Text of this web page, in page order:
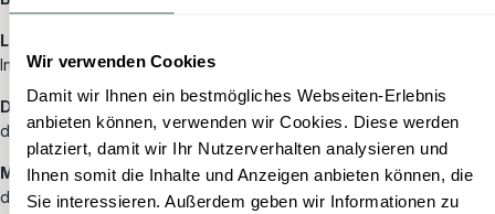
Wir verwenden Cookies
Damit wir Ihnen ein bestmögliches Webseiten-Erlebnis
anbieten können, verwenden wir Cookies. Diese werden
platziert, damit wir Ihr Nutzerverhalten analysieren und
Ihnen somit die Inhalte und Anzeigen anbieten können, die
Sie interessieren. Außerdem geben wir Informationen zu
Lieblingsbeschäftigung im Urlaub:
Insel Sal genießen.
Das bisher schönste Erlebnis auf den Kapverden:Selbst mit
dem Mietwagen die Insel Santiago erkunden.
Melanies Reisetipp für die Kapverden:Die kleinen Zitronenhaie,
die um meine Füße drumherum geschwommen sind.